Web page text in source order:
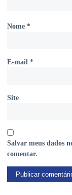
Nome *
E-mail *
Site
Salvar meus dados
comentar.